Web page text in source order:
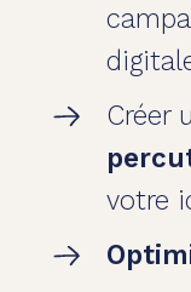
Créer
votre